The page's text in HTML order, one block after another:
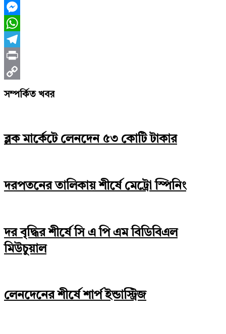
X
Messenger
WhatsApp
Telegram
Print
Copy
সম্পর্কিত খবর
ব্লক মার্কেটে লেনদেন ৫৩ কোটি টাকার
দরপতনের তালিকায় শীর্ষে মেট্রো স্পিনিং
দর বৃদ্ধির শীর্ষে সি এ পি এম বিডিবিএল
মিউচুয়াল
লেনদেনের শীর্ষে শার্প ইন্ডাস্ট্রিজ